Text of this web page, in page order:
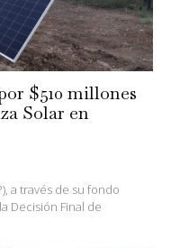
$510 millones
Solar en
a través de su fondo
Decisión Final de